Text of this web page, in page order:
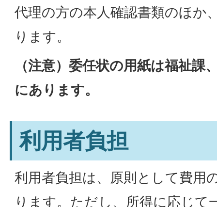
代理の方の本人確認書類のほか
ります。
（注意）委任状の用紙は福祉課
にあります。
利用者負担
利用者負担は、原則として費用
ります。ただし、所得に応じて